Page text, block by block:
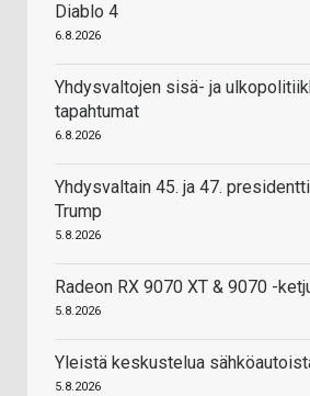
Diablo 4
6.8.2026
Yhdysvaltojen sisä- ja
tapahtumat
6.8.2026
Yhdysvaltain 45. ja 47.
Trump
5.8.2026
Radeon RX 9070 XT & 9070 -
5.8.2026
Yleistä keskustelua
5.8.2026